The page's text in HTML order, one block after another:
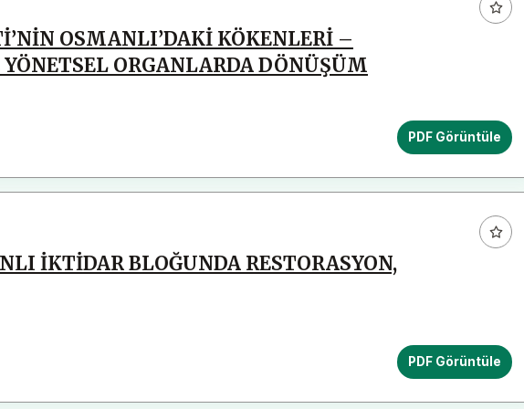
OSMANLI’DAKİ KÖKENLERİ –
ORGANLARDA DÖNÜŞÜM
PDF Görüntüle
İKTİDAR BLOĞUNDA RESTORASYON,
PDF Görüntüle